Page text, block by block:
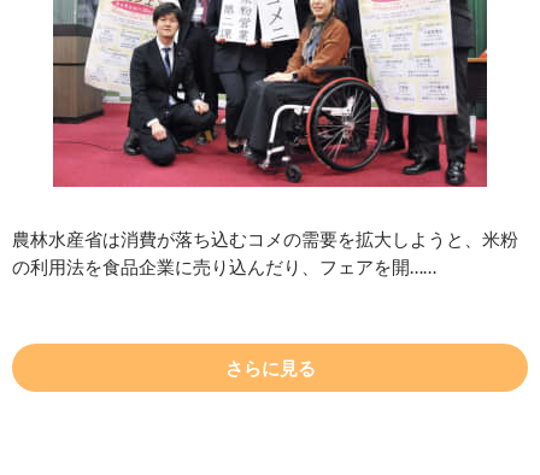
農林水産省は消費が落ち込むコメの需要を拡大しようと、米粉
の利用法を食品企業に売り込んだり、フェアを開……
さらに見る